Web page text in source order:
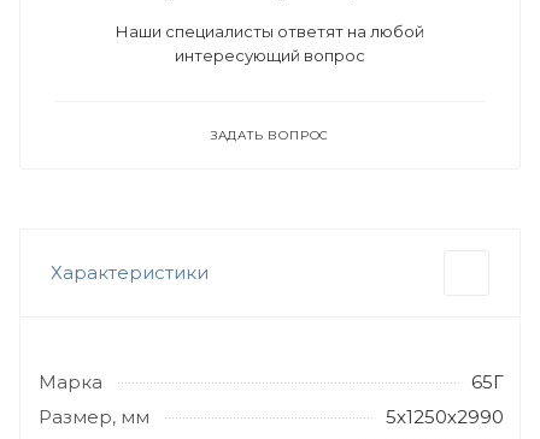
Наши специалисты ответят на любой
интересующий вопрос
ЗАДАТЬ ВОПРОС
Характеристики
Марка
65Г
Размер, мм
5х1250х2990